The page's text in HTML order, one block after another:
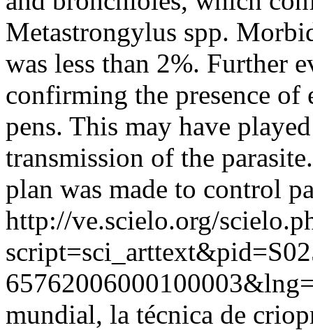
Metastrongylus spp.
was less than 2%. Further
confirming the presence of
pens. This may have
transmission of the
plan was made to control
http://ve.scielo.org/
mundial, la técnica de